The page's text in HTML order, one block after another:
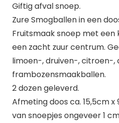
Giftig afval snoep.
Zure Smogballen in een
Fruitsmaak snoep met een
een zacht zuur centrum.
limoen-, druiven-, citroen-,
frambozensmaakballen.
2 dozen geleverd.
Afmeting doos ca. 15,5cm
van snoepjes ongeveer 1